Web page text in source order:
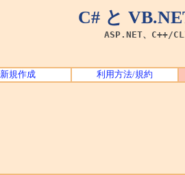
C# と
ASP.NET、C++/
新規作成 利用方法/規約